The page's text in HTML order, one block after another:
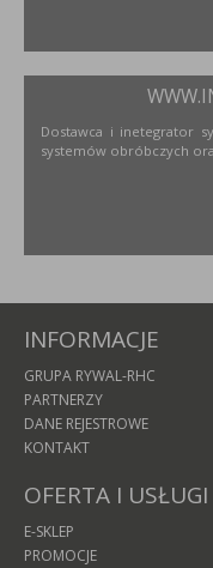
Dostawca i inetegrator
systemów obróbczych
INFORMACJE
GRUPA RYWAL-RHC
PARTNERZY
DANE REJESTROWE
KONTAKT
OFERTA I USŁUGI
E-SKLEP
PROMOCJE